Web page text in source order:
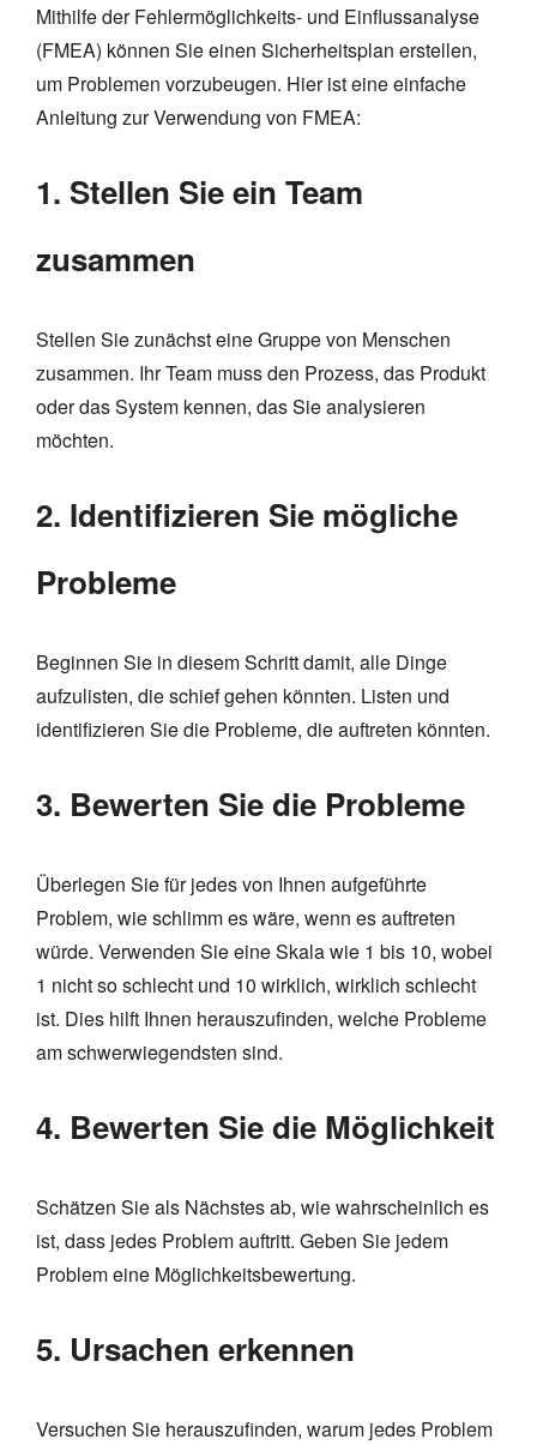
Mithilfe der Fehlermöglichkeits- und Einflussanalyse
(FMEA) können Sie einen Sicherheitsplan erstellen,
um Problemen vorzubeugen. Hier ist eine einfache
Anleitung zur Verwendung von FMEA:
1. Stellen Sie ein Team
zusammen
Stellen Sie zunächst eine Gruppe von Menschen
zusammen. Ihr Team muss den Prozess, das Produkt
oder das System kennen, das Sie analysieren
möchten.
2. Identifizieren Sie mögliche
Probleme
Beginnen Sie in diesem Schritt damit, alle Dinge
aufzulisten, die schief gehen könnten. Listen und
identifizieren Sie die Probleme, die auftreten könnten.
3. Bewerten Sie die Probleme
Überlegen Sie für jedes von Ihnen aufgeführte
Problem, wie schlimm es wäre, wenn es auftreten
würde. Verwenden Sie eine Skala wie 1 bis 10, wobei
1 nicht so schlecht und 10 wirklich, wirklich schlecht
ist. Dies hilft Ihnen herauszufinden, welche Probleme
am schwerwiegendsten sind.
4. Bewerten Sie die Möglichkeit
Schätzen Sie als Nächstes ab, wie wahrscheinlich es
ist, dass jedes Problem auftritt. Geben Sie jedem
Problem eine Möglichkeitsbewertung.
5. Ursachen erkennen
Versuchen Sie herauszufinden, warum jedes Problem